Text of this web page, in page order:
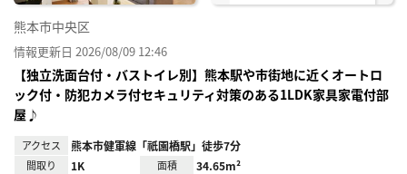
熊本市中央区
情報更新日 2026/08/09 12:46
【独立洗面台付・バストイレ別】熊本駅や市街地に近くオートロ
ック付・防犯カメラ付セキュリティ対策のある1LDK家具家電付部
屋♪
アクセス 熊本市健軍線「祇園橋駅」徒歩7分
間取り 1K 面積 34.65m²